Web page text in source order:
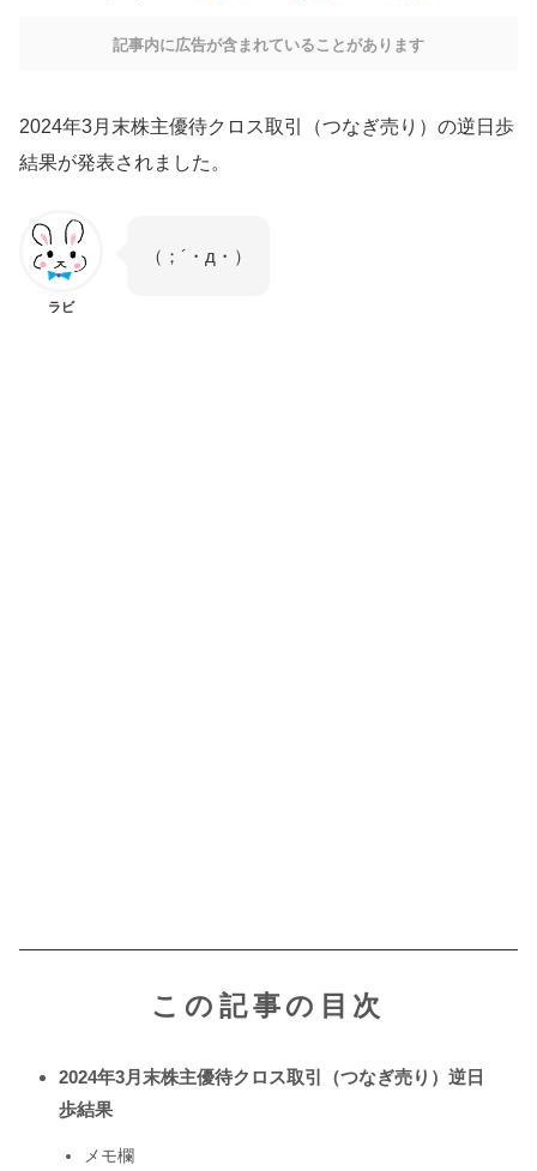
記事内に広告が含まれていることがあります
2024年3月末株主優待クロス取引（つなぎ売り）の逆日歩
結果が発表されました。
ラビ
（；´・д・）
この記事の目次
2024年3月末株主優待クロス取引（つなぎ売り）逆日
歩結果
メモ欄